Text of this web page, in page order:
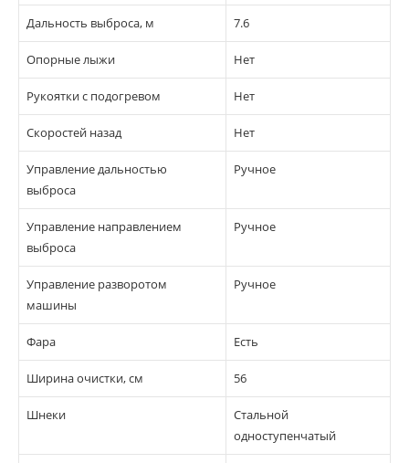
Дальность выброса, м 7.6
Опорные лыжи Нет
Рукоятки с подогревом Нет
Скоростей назад Нет
Управление дальностью
выброса
Ручное
Управление направлением
выброса
Ручное
Управление разворотом
машины
Ручное
Фара Есть
Ширина очистки, см 56
Шнеки
Стальной
одноступенчатый